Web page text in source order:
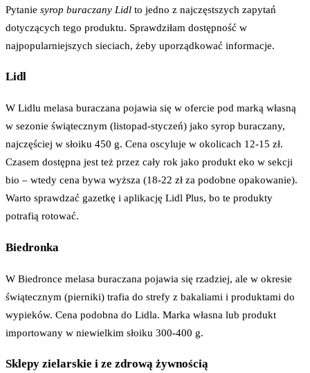
Pytanie syrop buraczany Lidl to jedno z najczęstszych zapytań
dotyczących tego produktu. Sprawdziłam dostępność w
najpopularniejszych sieciach, żeby uporządkować informacje.
Lidl
W Lidlu melasa buraczana pojawia się w ofercie pod marką własną
w sezonie świątecznym (listopad-styczeń) jako syrop buraczany,
najczęściej w słoiku 450 g. Cena oscyluje w okolicach 12-15 zł.
Czasem dostępna jest też przez cały rok jako produkt eko w sekcji
bio – wtedy cena bywa wyższa (18-22 zł za podobne opakowanie).
Warto sprawdzać gazetkę i aplikację Lidl Plus, bo te produkty
potrafią rotować.
Biedronka
W Biedronce melasa buraczana pojawia się rzadziej, ale w okresie
świątecznym (pierniki) trafia do strefy z bakaliami i produktami do
wypieków. Cena podobna do Lidla. Marka własna lub produkt
importowany w niewielkim słoiku 300-400 g.
Sklepy zielarskie i ze zdrową żywnością